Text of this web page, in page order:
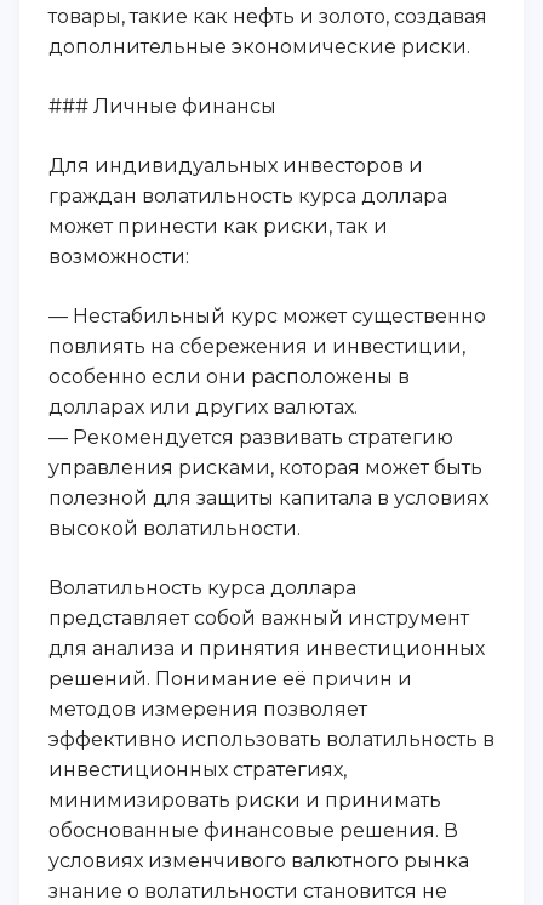
товары, такие как нефть и золото, создавая
дополнительные экономические риски.
### Личные финансы
Для индивидуальных инвесторов и
граждан волатильность курса доллара
может принести как риски, так и
возможности:
— Нестабильный курс может существенно
повлиять на сбережения и инвестиции,
особенно если они расположены в
долларах или других валютах.
— Рекомендуется развивать стратегию
управления рисками, которая может быть
полезной для защиты капитала в условиях
высокой волатильности.
Волатильность курса доллара
представляет собой важный инструмент
для анализа и принятия инвестиционных
решений. Понимание её причин и
методов измерения позволяет
эффективно использовать волатильность в
инвестиционных стратегиях,
минимизировать риски и принимать
обоснованные финансовые решения. В
условиях изменчивого валютного рынка
знание о волатильности становится не